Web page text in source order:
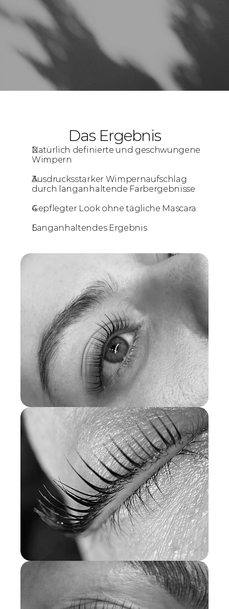
Das Ergebnis
Natürlich definierte und geschwungene
Wimpern
Ausdrucksstarker Wimpernaufschlag
durch langanhaltende Farbergebnisse
Gepflegter Look ohne tägliche Mascara
Langanhaltendes Ergebnis